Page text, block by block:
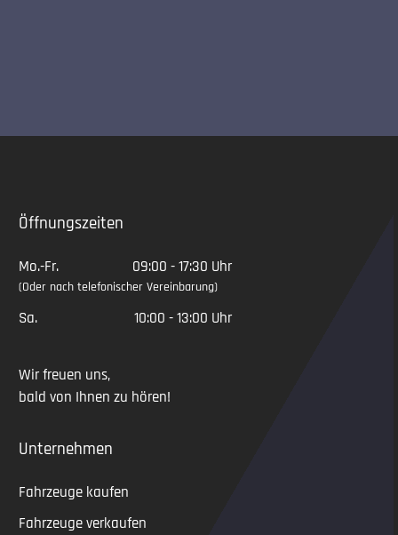
Öffnungszeiten
Mo.-Fr. 09:00 - 17:30 Uhr
(Oder nach telefonischer Vereinbarung)
Sa. 10:00 - 13:00 Uhr
Wir freuen uns,
bald von Ihnen zu hören!
Unternehmen
Fahrzeuge kaufen
Fahrzeuge verkaufen